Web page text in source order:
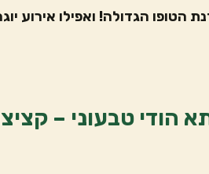
הטופו הגדולה! ואפילו אירוע
הודי טבעוני –